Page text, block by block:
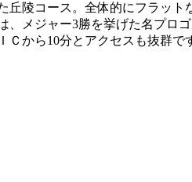
丘陵コース。全体的にフラッ
メジャー3勝を挙げた名プ
から10分とアクセスも抜群で